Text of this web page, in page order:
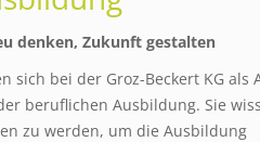
denken, Zukunft gestalten
sich bei der Groz-Beckert KG als
beruflichen Ausbildung. Sie
zu werden, um die Ausbildung